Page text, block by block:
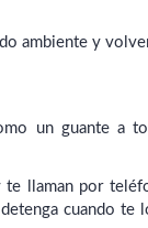
ambiente y
un guante a
llaman por
cuando te